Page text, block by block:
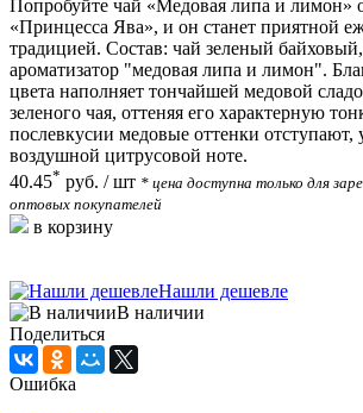
Попробуйте чай «Медовая липа и лимон»
«Принцесса Ява», и он станет приятной
традицией. Состав: чай зеленый
ароматизатор "медовая липа и лимон".
цвета наполняет тончайшей медовой
зеленого чая, оттеняя его характерную
послевкусии медовые оттенки отступают,
воздушной цитрусовой ноте.
40.45* руб. / шт * цена доступна только для
оптовых покупателей
в корзину
Нашли дешевле
В наличии
Поделиться
Ошибка